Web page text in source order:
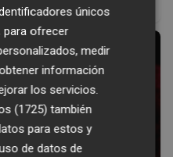
únicos
para ofrecer
medir
información
los servicios.
(1725) también
para estos y
de datos de